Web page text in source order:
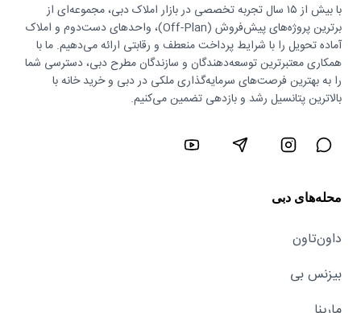
با بیش از ۱۵ سال تجربه تخصصی در بازار املاک دبی، مجموعه‌ای از
برترین پروژه‌های پیش‌فروش (Off-Plan)، واحدهای دست‌دوم و املاک
آماده تحویل را با شرایط پرداخت منعطف و رقابتی ارائه می‌دهیم. ما با
همکاری معتبرترین توسعه‌دهندگان و سازندگان مطرح دبی، دسترسی شما
را به بهترین فرصت‌های سرمایه‌گذاری ملکی در دبی و خرید خانه با
بالاترین پتانسیل رشد و بازدهی تضمین می‌کنیم.
محله‌های دبی
داون‌تاون
بیزنس بی